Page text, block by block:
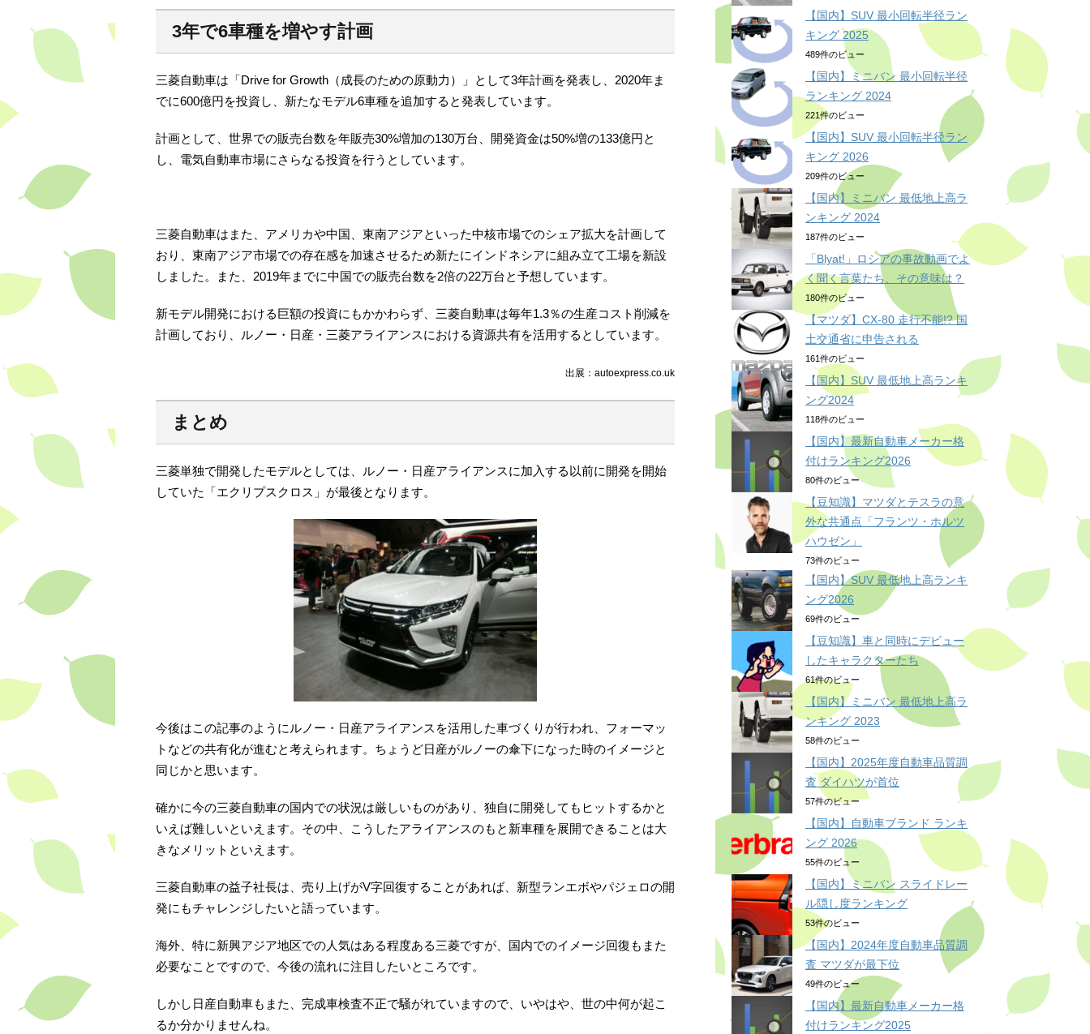
3年で6車種を増やす計画
三菱自動車は「Drive for Growth（成長のための原動力）」として3年計画を発表し、2020年ま
でに600億円を投資し、新たなモデル6車種を追加すると発表しています。
計画として、世界での販売台数を年販売30%増加の130万台、開発資金は50%増の133億円と
し、電気自動車市場にさらなる投資を行うとしています。
三菱自動車はまた、アメリカや中国、東南アジアといった中核市場でのシェア拡大を計画して
おり、東南アジア市場での存在感を加速させるため新たにインドネシアに組み立て工場を新設
しました。また、2019年までに中国での販売台数を2倍の22万台と予想しています。
新モデル開発における巨額の投資にもかかわらず、三菱自動車は毎年1.3％の生産コスト削減を
計画しており、ルノー・日産・三菱アライアンスにおける資源共有を活用するとしています。
出展：autoexpress.co.uk
まとめ
三菱単独で開発したモデルとしては、ルノー・日産アライアンスに加入する以前に開発を開始
していた「エクリプスクロス」が最後となります。
今後はこの記事のようにルノー・日産アライアンスを活用した車づくりが行われ、フォーマッ
トなどの共有化が進むと考えられます。ちょうど日産がルノーの傘下になった時のイメージと
同じかと思います。
確かに今の三菱自動車の国内での状況は厳しいものがあり、独自に開発してもヒットするかと
いえば難しいといえます。その中、こうしたアライアンスのもと新車種を展開できることは大
きなメリットといえます。
三菱自動車の益子社長は、売り上げがV字回復することがあれば、新型ランエボやパジェロの開
発にもチャレンジしたいと語っています。
海外、特に新興アジア地区での人気はある程度ある三菱ですが、国内でのイメージ回復もまた
必要なことですので、今後の流れに注目したいところです。
しかし日産自動車もまた、完成車検査不正で騒がれていますので、いやはや、世の中何が起こ
るか分かりませんね。
【国内】SUV 最小回転半径ラン
キング 2025
489件のビュー
【国内】ミニバン 最小回転半径
ランキング 2024
221件のビュー
【国内】SUV 最小回転半径ラン
キング 2026
209件のビュー
【国内】ミニバン 最低地上高ラ
ンキング 2024
187件のビュー
「Blyat!」ロシアの事故動画でよ
く聞く言葉たち、その意味は？
180件のビュー
【マツダ】CX-80 走行不能!? 国
土交通省に申告される
161件のビュー
【国内】SUV 最低地上高ランキ
ング2024
118件のビュー
【国内】最新自動車メーカー格
付けランキング2026
80件のビュー
【豆知識】マツダとテスラの意
外な共通点「フランツ・ホルツ
ハウゼン」
73件のビュー
【国内】SUV 最低地上高ランキ
ング2026
69件のビュー
【豆知識】車と同時にデビュー
したキャラクターたち
61件のビュー
【国内】ミニバン 最低地上高ラ
ンキング 2023
58件のビュー
【国内】2025年度自動車品質調
査 ダイハツが首位
57件のビュー
【国内】自動車ブランド ランキ
ング 2026
55件のビュー
【国内】ミニバン スライドレー
ル隠し度ランキング
53件のビュー
【国内】2024年度自動車品質調
査 マツダが最下位
49件のビュー
【国内】最新自動車メーカー格
付けランキング2025